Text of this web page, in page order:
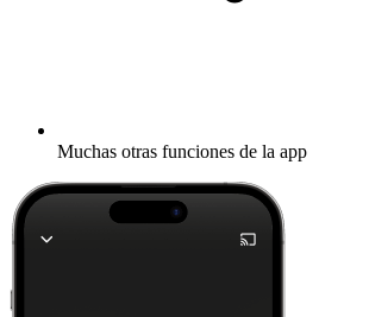
Muchas otras funciones de la app